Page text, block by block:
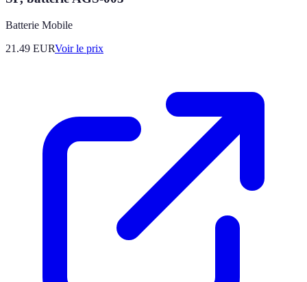
Batterie Mobile
21.49 EURVoir le prix